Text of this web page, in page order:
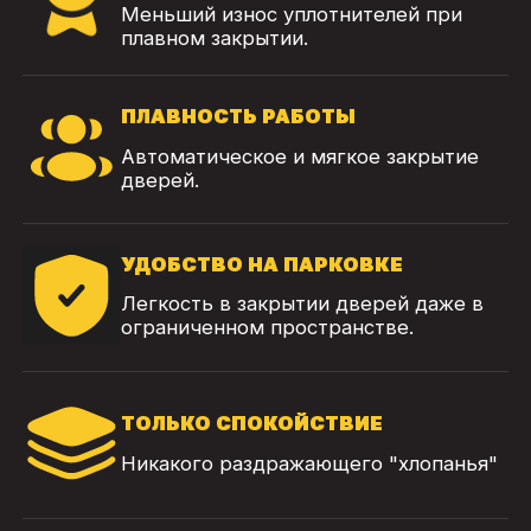
Меньший износ уплотнителей при
плавном закрытии.
ПЛАВНОСТЬ РАБОТЫ
Автоматическое и мягкое закрытие
дверей.
УДОБСТВО НА ПАРКОВКЕ
Легкость в закрытии дверей даже в
ограниченном пространстве.
ТОЛЬКО СПОКОЙСТВИЕ
Никакого раздражающего "хлопанья"